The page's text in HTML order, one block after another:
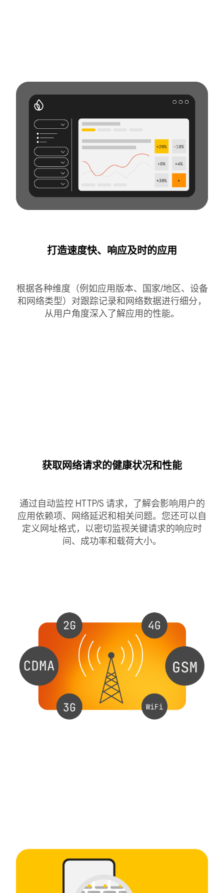
打造速度快、响应及时的应用
根据各种维度（例如应用版本、国家/地区、设备
和网络类型）对跟踪记录和网络数据进行细分，
从用户角度深入了解应用的性能。
获取网络请求的健康状况和性能
通过自动监控 HTTP/S 请求，了解会影响用户的
应用依赖项、网络延迟和相关问题。您还可以自
定义网址格式，以密切监视关键请求的响应时
间、成功率和载荷大小。